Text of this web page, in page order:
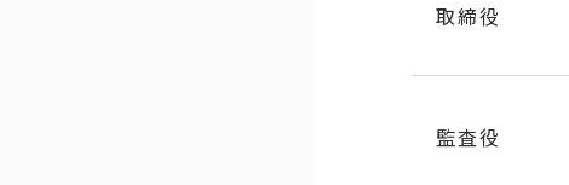
取締役
監査役